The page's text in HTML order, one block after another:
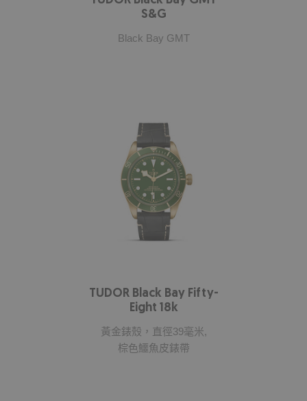
S&G
Black Bay GMT
TUDOR Black Bay Fifty-
Eight 18k
黃金錶殼，直徑39毫米,
棕色鱷魚皮錶帶